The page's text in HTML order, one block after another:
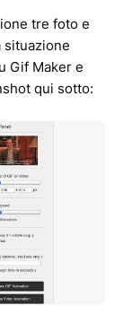
tre foto e
situazione
Gif Maker e
qui sotto: